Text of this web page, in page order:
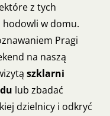
z tych
hodowli w domu.
Pragi
na naszą
szklarni
lub zbadać
dzielnicy i odkryć